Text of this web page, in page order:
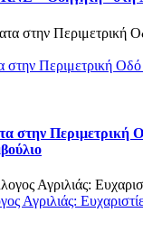
Περιμετρική
στην Περιμετρική
Αγριλιάς: